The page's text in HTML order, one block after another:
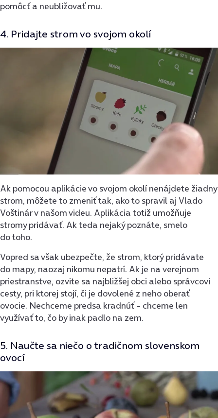
pomôcť a neubližovať mu.
4. Pridajte strom vo svojom okolí
Ak pomocou aplikácie vo svojom okolí nenájdete žiadny
strom, môžete to zmeniť tak, ako to spravil aj Vlado
Voštinár v našom videu. Aplikácia totiž umožňuje
stromy pridávať. Ak teda nejaký poznáte, smelo
do toho.
Vopred sa však ubezpečte, že strom, ktorý pridávate
do mapy, naozaj nikomu nepatrí. Ak je na verejnom
priestranstve, ozvite sa najbližšej obci alebo správcovi
cesty, pri ktorej stojí, či je dovolené z neho oberať
ovocie. Nechceme predsa kradnúť – chceme len
využívať to, čo by inak padlo na zem.
5. Naučte sa niečo o tradičnom slovenskom
ovocí